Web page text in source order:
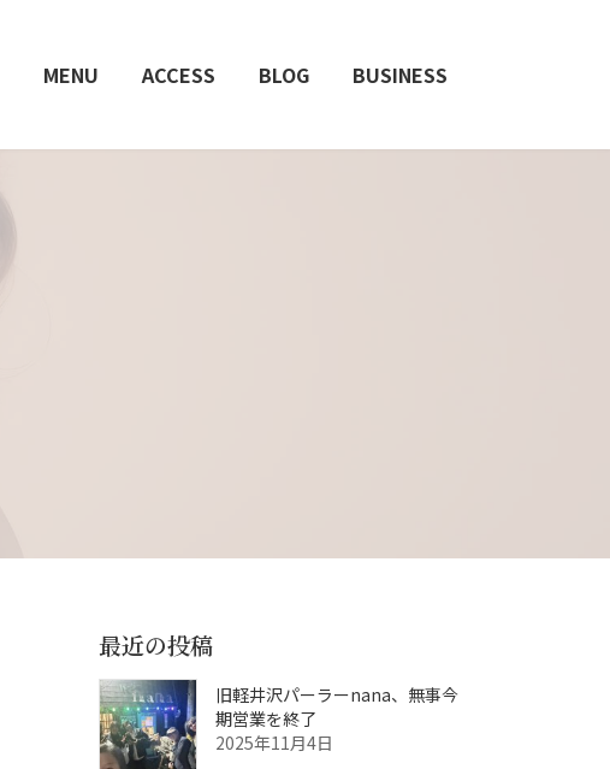
MENU ACCESS BLOG BUSINESS
最近の投稿
旧軽井沢パーラーnana、無事今
期営業を終了
2025年11月4日